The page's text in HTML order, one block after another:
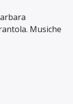
Musiche